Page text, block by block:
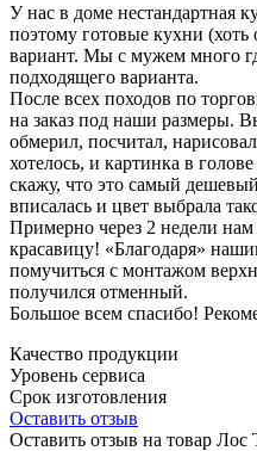
У нас в доме нестандартная
поэтому готовые кухни
вариант. Мы с мужем много
подходящего варианта.
После всех походов по
на заказ под наши размеры.
обмерил, посчитал,
хотелось, и картинка в
скажу, что это самый
вписалась и цвет выбрала
Примерно через 2 недели
красавицу! «Благодаря»
помучиться с монтажом
получился отменный.
Большое всем спасибо!
Качество продукции
Уровень сервиса
Срок изготовления
Оставить отзыв
Оставить отзыв на товар Лос